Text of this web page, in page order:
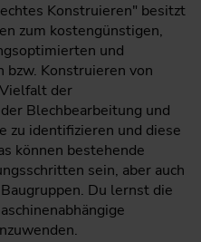
Konstruieren" besitzt
zum kostengünstigen,
und
Konstruieren von
der
Blechbearbeitung und
zu identifizieren und diese
können bestehende
sein, aber auch
Du lernst die